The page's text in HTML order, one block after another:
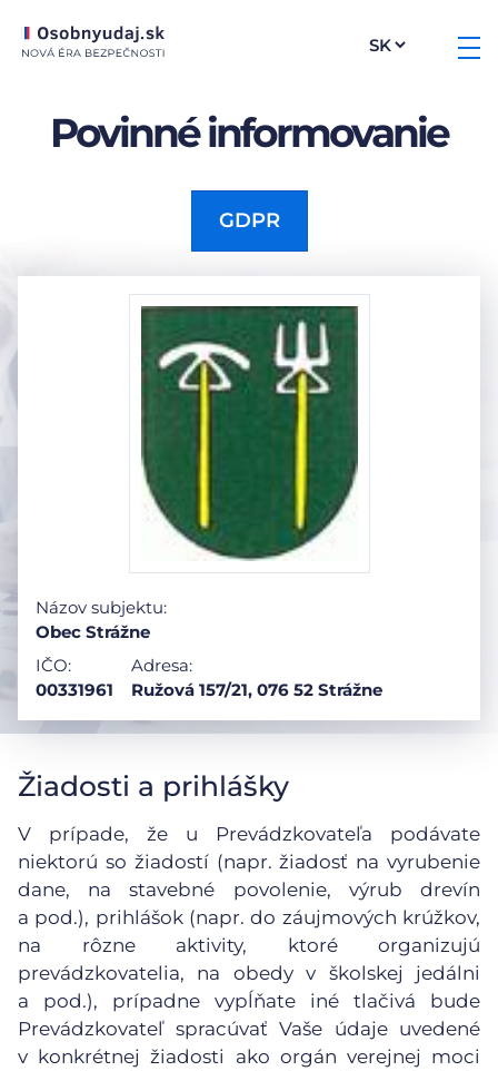
Povinné informovanie
GDPR
Názov subjektu:
Obec Strážne
IČO:
00331961
Adresa:
Ružová 157/21, 076 52 Strážne
Žiadosti a prihlášky
V prípade, že u Prevádzkovateľa podávate
niektorú so žiadostí (napr. žiadosť na vyrubenie
dane, na stavebné povolenie, výrub drevín
a pod.), prihlášok (napr. do záujmových krúžkov,
na rôzne aktivity, ktoré organizujú
prevádzkovatelia, na obedy v školskej jedálni
a pod.), prípadne vypĺňate iné tlačivá bude
Prevádzkovateľ spracúvať Vaše údaje uvedené
v konkrétnej žiadosti ako orgán verejnej moci